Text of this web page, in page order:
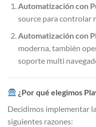
Automatización con
source para controlar
Automatización con
moderna, también
soporte multi
¿Por qué elegimos
Decidimos implementar
siguientes razones: